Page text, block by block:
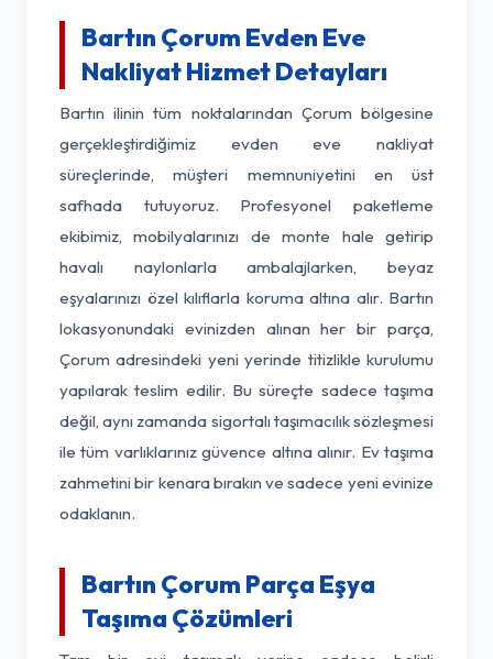
Bartın Çorum Evden Eve
Nakliyat Hizmet Detayları
Bartın ilinin tüm noktalarından Çorum bölgesine
gerçekleştirdiğimiz evden eve nakliyat
süreçlerinde, müşteri memnuniyetini en üst
safhada tutuyoruz. Profesyonel paketleme
ekibimiz, mobilyalarınızı de monte hale getirip
havalı naylonlarla ambalajlarken, beyaz
eşyalarınızı özel kılıflarla koruma altına alır. Bartın
lokasyonundaki evinizden alınan her bir parça,
Çorum adresindeki yeni yerinde titizlikle kurulumu
yapılarak teslim edilir. Bu süreçte sadece taşıma
değil, aynı zamanda sigortalı taşımacılık sözleşmesi
ile tüm varlıklarınız güvence altına alınır. Ev taşıma
zahmetini bir kenara bırakın ve sadece yeni evinize
odaklanın.
Bartın Çorum Parça Eşya
Taşıma Çözümleri